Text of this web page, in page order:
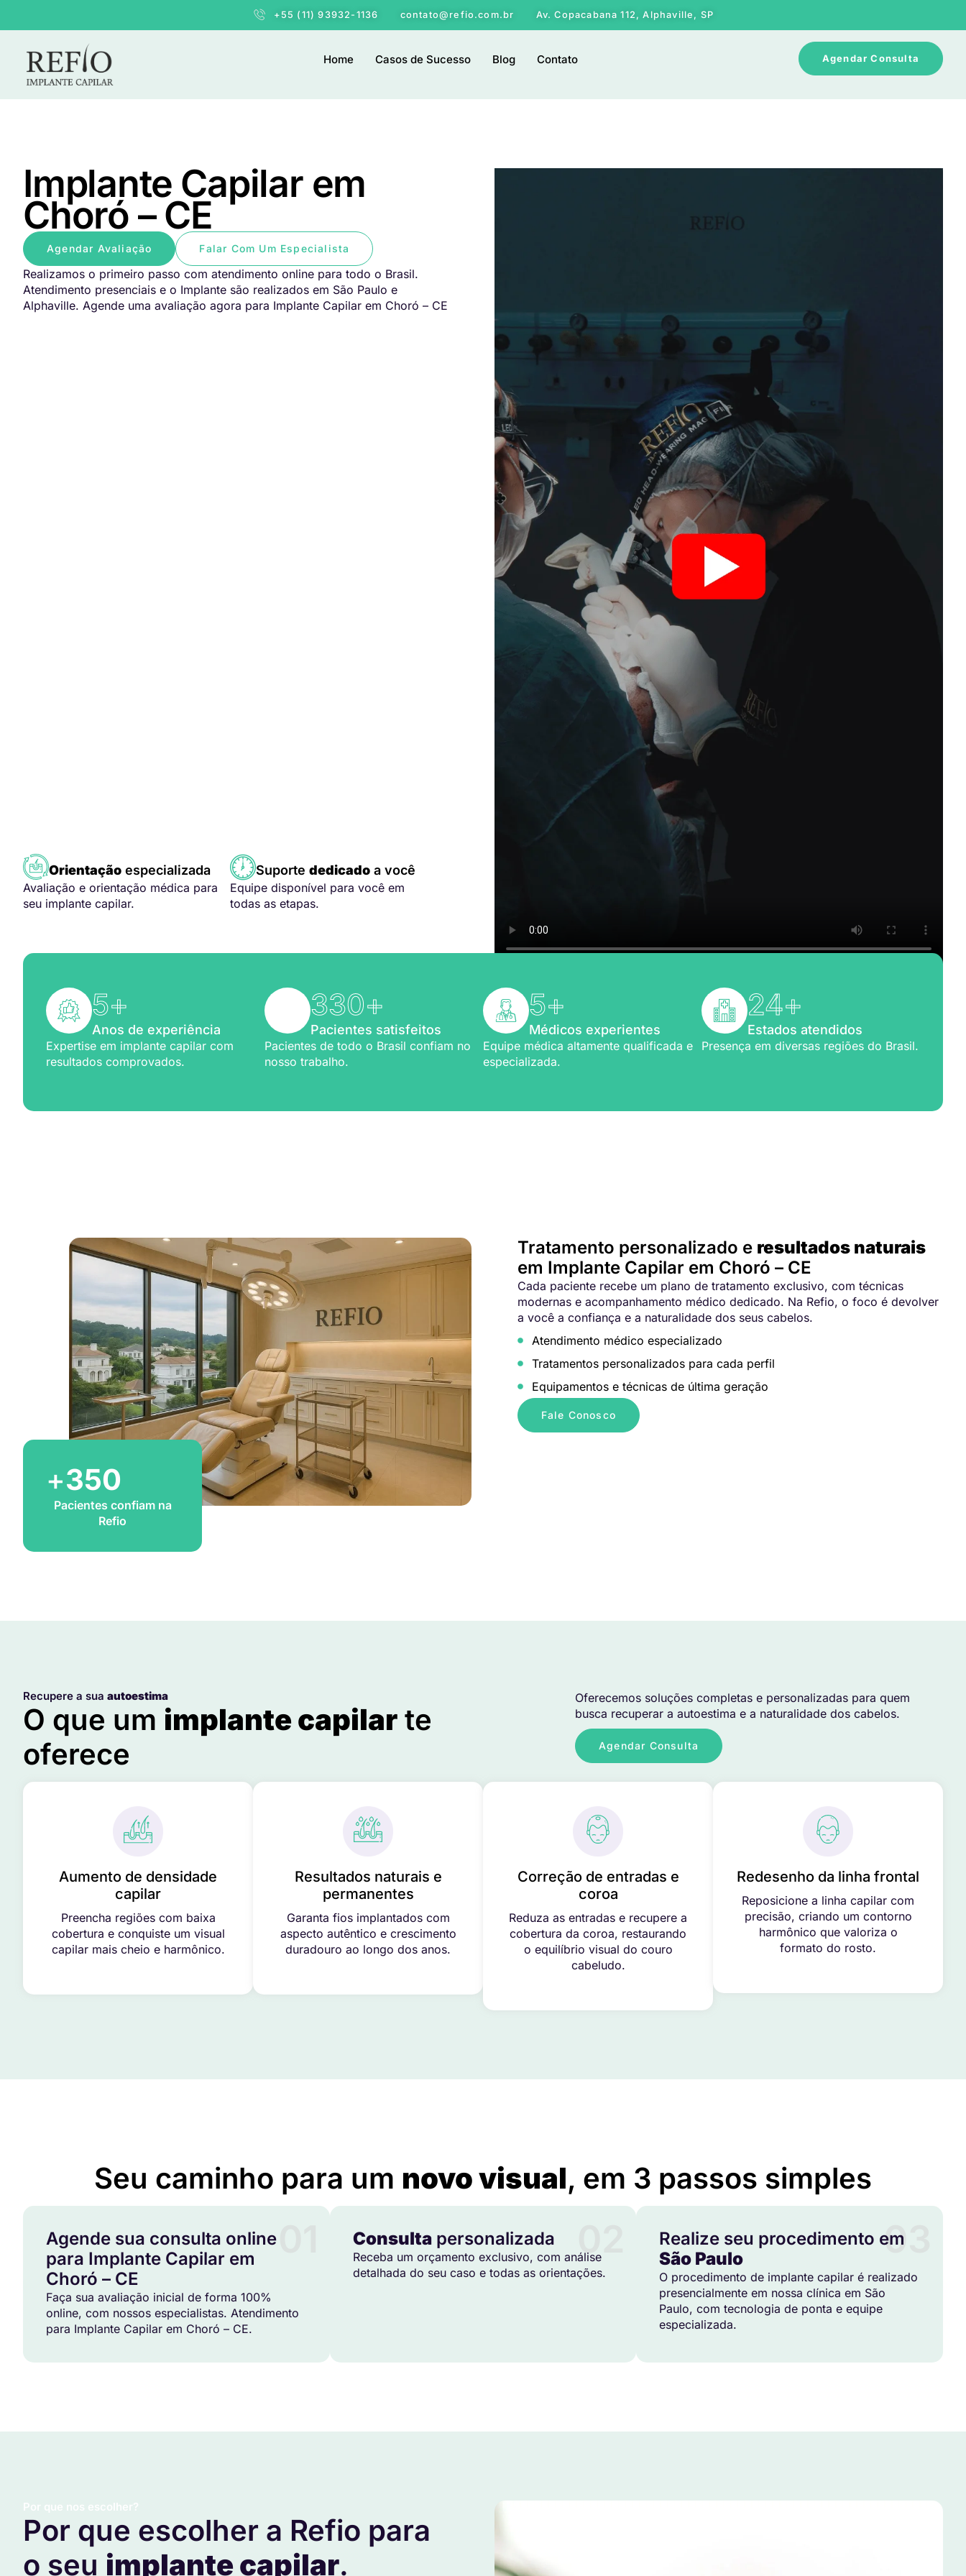
+55 (11) 93932-1136 contato@refio.com.br Av. Copacabana 112, Alphaville, SP
Home Casos de Sucesso Blog Contato Agendar Consulta
Implante Capilar em
Choró – CE
Agendar Avaliação Falar Com Um Especialista
Realizamos o primeiro passo com atendimento online para todo o Brasil.
Atendimento presenciais e o Implante são realizados em São Paulo e
Alphaville. Agende uma avaliação agora para Implante Capilar em Choró – CE
Orientação especializada
Avaliação e orientação médica para
seu implante capilar.
Suporte dedicado a você
Equipe disponível para você em
todas as etapas.
5+
Anos de experiência
Expertise em implante capilar com
resultados comprovados.
330+
Pacientes satisfeitos
Pacientes de todo o Brasil confiam no
nosso trabalho.
5+
Médicos experientes
Equipe médica altamente qualificada e
especializada.
24+
Estados atendidos
Presença em diversas regiões do Brasil.
+350
Pacientes confiam na
Refio
Tratamento personalizado e resultados naturais
em Implante Capilar em Choró – CE
Cada paciente recebe um plano de tratamento exclusivo, com técnicas
modernas e acompanhamento médico dedicado. Na Refio, o foco é devolver
a você a confiança e a naturalidade dos seus cabelos.
Atendimento médico especializado
Tratamentos personalizados para cada perfil
Equipamentos e técnicas de última geração
Fale Conosco
Recupere a sua autoestima
O que um implante capilar te
oferece
Oferecemos soluções completas e personalizadas para quem
busca recuperar a autoestima e a naturalidade dos cabelos.
Agendar Consulta
Aumento de densidade
capilar
Preencha regiões com baixa
cobertura e conquiste um visual
capilar mais cheio e harmônico.
Resultados naturais e
permanentes
Garanta fios implantados com
aspecto autêntico e crescimento
duradouro ao longo dos anos.
Correção de entradas e
coroa
Reduza as entradas e recupere a
cobertura da coroa, restaurando
o equilíbrio visual do couro
cabeludo.
Redesenho da linha frontal
Reposicione a linha capilar com
precisão, criando um contorno
harmônico que valoriza o
formato do rosto.
Seu caminho para um novo visual, em 3 passos simples
Agende sua consulta online
para Implante Capilar em
Choró – CE
Faça sua avaliação inicial de forma 100%
online, com nossos especialistas. Atendimento
para Implante Capilar em Choró – CE.
02
Consultapersonalizada
Receba um orçamento exclusivo, com análise
detalhada do seu caso e todas as orientações.
03
Realize seu procedimento em
São Paulo
O procedimento de implante capilar é realizado
presencialmente em nossa clínica em São
Paulo, com tecnologia de ponta e equipe
especializada.
Por que nos escolher?
Por que escolher a Refio para
o seu implante capilar.